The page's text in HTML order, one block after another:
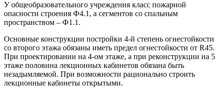
У общеобразовательного учреждения класс пожарной
опасности строения Ф4.1, а сегментов со спальным
пространством – Ф1.1.
Основные конструкции постройки 4-й степень огнестойкости
со второго этажа обязаны иметь предел огнестойкости от R45.
При проектировании на 4-ом этаже, а при реконструкции на 5
этаже половина лекционных кабинетов обязана быть
незадымляемой. При возможности рационально строить
лекционные кабинеты открытыми.